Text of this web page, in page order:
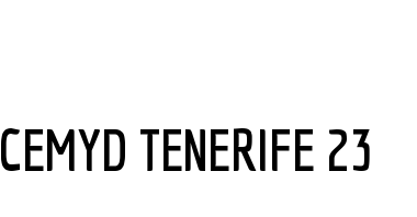
CEMYD TENERIFE 23